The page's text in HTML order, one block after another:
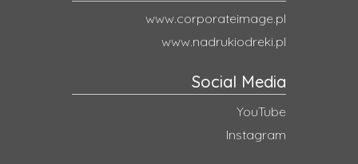
www.corporateimage.pl
www.nadrukiodreki.pl
Social Media
YouTube
Instagram